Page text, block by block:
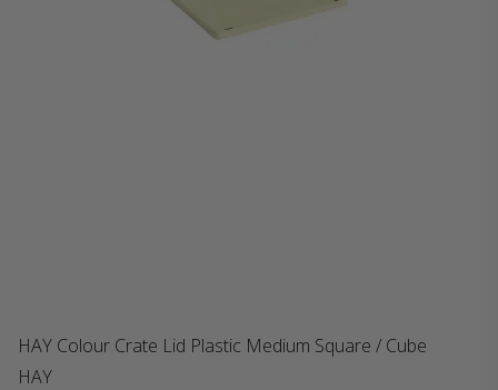
HAY Colour Crate Lid Plastic Medium Square / Cube
HAY